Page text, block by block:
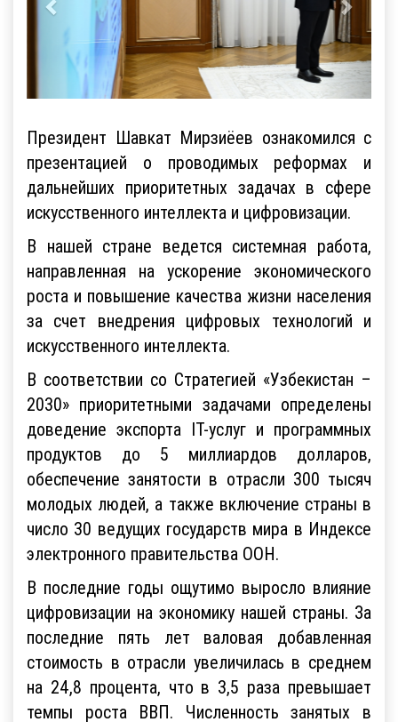
Президент Шавкат Мирзиёев ознакомился с
презентацией о проводимых реформах и
дальнейших приоритетных задачах в сфере
искусственного интеллекта и цифровизации.
В нашей стране ведется системная работа,
направленная на ускорение экономического
роста и повышение качества жизни населения
за счет внедрения цифровых технологий и
искусственного интеллекта.
В соответствии со Стратегией «Узбекистан –
2030» приоритетными задачами определены
доведение экспорта IT-услуг и программных
продуктов до 5 миллиардов долларов,
обеспечение занятости в отрасли 300 тысяч
молодых людей, а также включение страны в
число 30 ведущих государств мира в Индексе
электронного правительства ООН.
В последние годы ощутимо выросло влияние
цифровизации на экономику нашей страны. За
последние пять лет валовая добавленная
стоимость в отрасли увеличилась в среднем
на 24,8 процента, что в 3,5 раза превышает
темпы роста ВВП. Численность занятых в